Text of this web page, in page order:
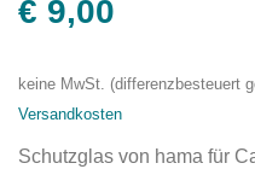
€ 9,00
keine MwSt. (differenzbesteuert
Versandkosten
Schutzglas von hama für